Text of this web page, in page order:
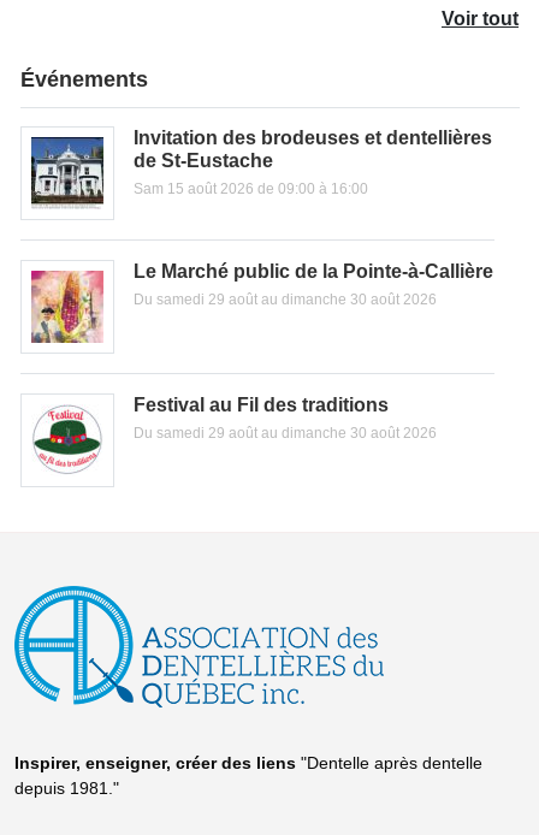
Voir tout
Événements
Invitation des brodeuses et dentellières
de St-Eustache
Sam 15 août 2026 de 09:00 à 16:00
Le Marché public de la Pointe-à-Callière
Du samedi 29 août au dimanche 30 août 2026
Festival au Fil des traditions
Du samedi 29 août au dimanche 30 août 2026
Inspirer, enseigner, créer des liens "Dentelle après dentelle
depuis 1981."